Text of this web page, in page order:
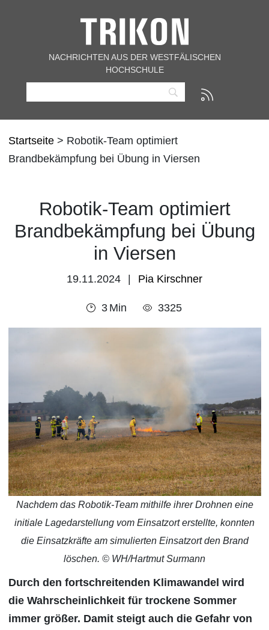
NACHRICHTEN AUS DER WESTFÄLISCHEN
HOCHSCHULE
Startseite > Robotik-Team optimiert
Brandbekämpfung bei Übung in Viersen
Robotik-Team optimiert
Brandbekämpfung bei Übung
in Viersen
19.11.2024 Pia Kirschner
3 Min 3325
Nachdem das Robotik-Team mithilfe ihrer Drohnen eine
initiale Lagedarstellung vom Einsatzort erstellte, konnten
die Einsatzkräfte am simulierten Einsatzort den Brand
löschen. © WH/Hartmut Surmann
Durch den fortschreitenden Klimawandel wird
die Wahrscheinlichkeit für trockene Sommer
immer größer. Damit steigt auch die Gefahr von